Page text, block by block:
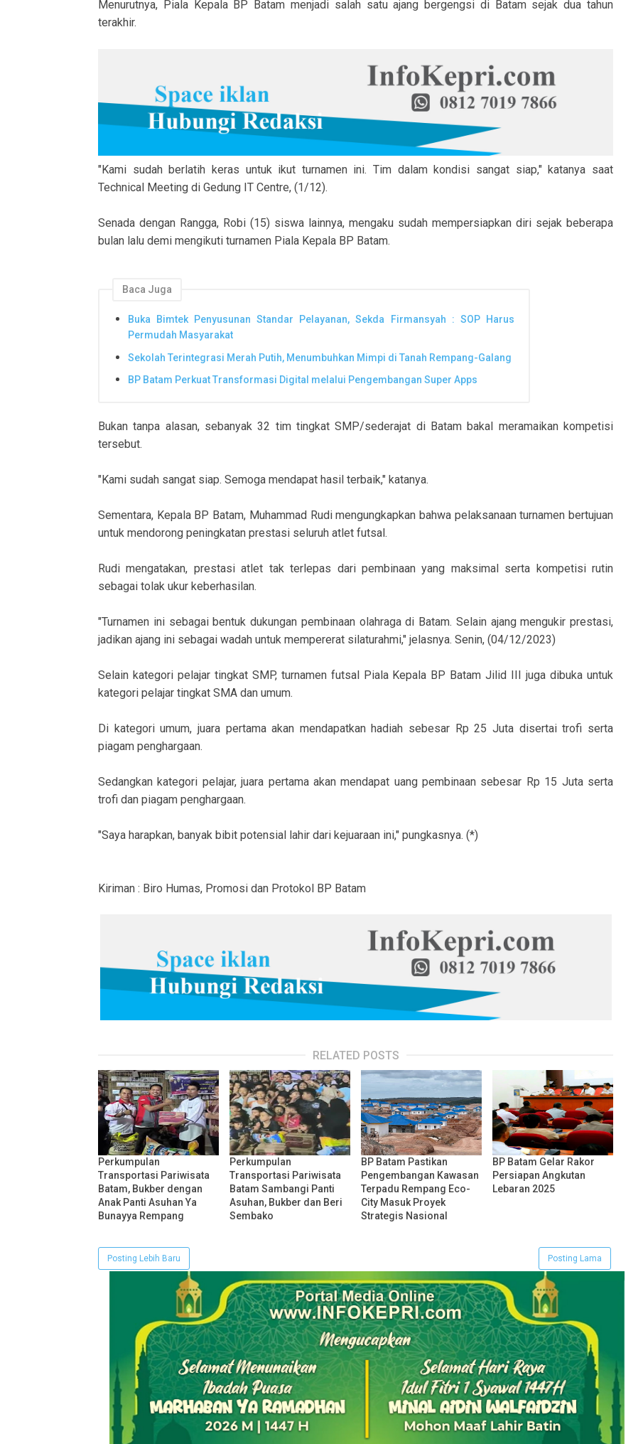
Menurutnya, Piala Kepala BP Batam menjadi salah satu ajang bergengsi di Batam sejak dua tahun
terakhir.
"Kami sudah berlatih keras untuk ikut turnamen ini. Tim dalam kondisi sangat siap," katanya saat
Technical Meeting di Gedung IT Centre, (1/12).
Senada dengan Rangga, Robi (15) siswa lainnya, mengaku sudah mempersiapkan diri sejak beberapa
bulan lalu demi mengikuti turnamen Piala Kepala BP Batam.
Baca Juga
Buka Bimtek Penyusunan Standar Pelayanan, Sekda Firmansyah : SOP Harus
Permudah Masyarakat
Sekolah Terintegrasi Merah Putih, Menumbuhkan Mimpi di Tanah Rempang-Galang
BP Batam Perkuat Transformasi Digital melalui Pengembangan Super Apps
Bukan tanpa alasan, sebanyak 32 tim tingkat SMP/sederajat di Batam bakal meramaikan kompetisi
tersebut.
"Kami sudah sangat siap. Semoga mendapat hasil terbaik," katanya.
Sementara, Kepala BP Batam, Muhammad Rudi mengungkapkan bahwa pelaksanaan turnamen bertujuan
untuk mendorong peningkatan prestasi seluruh atlet futsal.
Rudi mengatakan, prestasi atlet tak terlepas dari pembinaan yang maksimal serta kompetisi rutin
sebagai tolak ukur keberhasilan.
"Turnamen ini sebagai bentuk dukungan pembinaan olahraga di Batam. Selain ajang mengukir prestasi,
jadikan ajang ini sebagai wadah untuk mempererat silaturahmi," jelasnya. Senin, (04/12/2023)
Selain kategori pelajar tingkat SMP, turnamen futsal Piala Kepala BP Batam Jilid III juga dibuka untuk
kategori pelajar tingkat SMA dan umum.
Di kategori umum, juara pertama akan mendapatkan hadiah sebesar Rp 25 Juta disertai trofi serta
piagam penghargaan.
Sedangkan kategori pelajar, juara pertama akan mendapat uang pembinaan sebesar Rp 15 Juta serta
trofi dan piagam penghargaan.
"Saya harapkan, banyak bibit potensial lahir dari kejuaraan ini," pungkasnya. (*)
Kiriman : Biro Humas, Promosi dan Protokol BP Batam
RELATED POSTS
Perkumpulan
Transportasi Pariwisata
Batam, Bukber dengan
Anak Panti Asuhan Ya
Bunayya Rempang
Perkumpulan
Transportasi Pariwisata
Batam Sambangi Panti
Asuhan, Bukber dan Beri
Sembako
BP Batam Pastikan
Pengembangan Kawasan
Terpadu Rempang Eco-
City Masuk Proyek
Strategis Nasional
BP Batam Gelar Rakor
Persiapan Angkutan
Lebaran 2025
Posting Lebih Baru Posting Lama